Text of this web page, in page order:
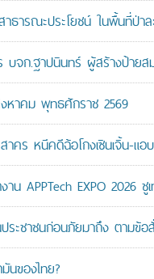
ารณะประโยชน์ ในพื้นที่ป่าล
จก.ฐาปนินทร์ ผู้สร้างป้าย
หาคม พุทธศักราช 2569
ร หนีคดีฉ้อโกงเซินเจิ้น-แอ
APPTech EXPO 2026 ชู
ระชาชนก่อนภัยมาถึง ตามข้
นของไทย?